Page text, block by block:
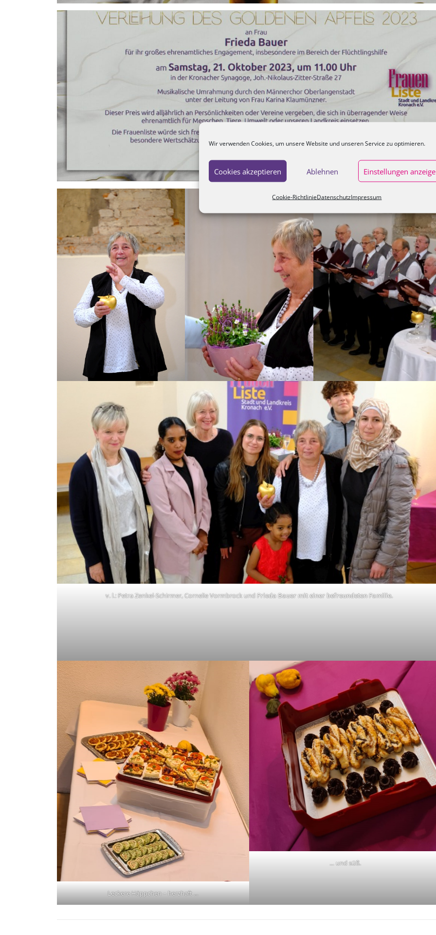
Wir verwenden Cookies, um unsere Website und unseren Service zu optimieren.
Cookies akzeptieren Ablehnen Einstellungen
Cookie-RichtlinieDatenschutzImpressum
v. l.: Petra Zenkel-Schirmer, Cornelie Vormbrock undFrieda Bauer mit einer befreundeten Familie.
Leckere Häppchen – herzhaft …
… und süß.